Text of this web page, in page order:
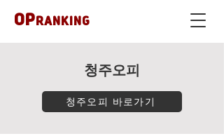
OP RANKING
청주오피
청주오피 바로가기